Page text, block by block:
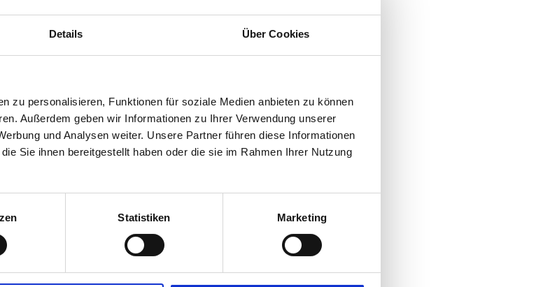
Details Über Cookies
zu personalisieren, Funktionen für soziale Medien anbieten zu können
Außerdem geben wir Informationen zu Ihrer Verwendung unserer
und Analysen weiter. Unsere Partner führen diese Informationen
Sie ihnen bereitgestellt haben oder die sie im Rahmen Ihrer Nutzung
Statistiken Marketing
de l'agroalimentaire
d'installations